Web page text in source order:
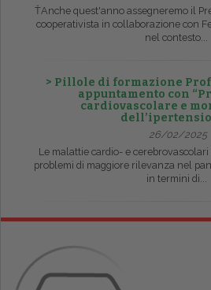
ŤAnche quest'anno assegneremo il
cooperativista in collaborazione con
nel contesto...
> Pillole di formazione
appuntamento con
cardiovascolare e
26/02/2025
Le malattie cardio- e
problemi di maggiore rilevanza nel
in termini di...